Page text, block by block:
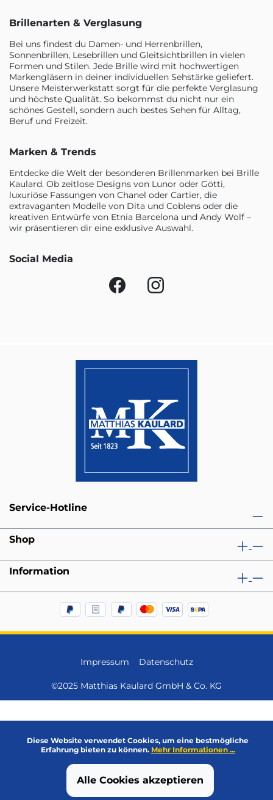
Brillenarten & Verglasung
Bei uns findest du Damen- und Herrenbrillen,
Sonnenbrillen, Lesebrillen und Gleitsichtbrillen in vielen
Formen und Stilen. Jede Brille wird mit hochwertigen
Markengläsern in deiner individuellen Sehstärke geliefert.
Unsere Meisterwerkstatt sorgt für die perfekte Verglasung
und höchste Qualität. So bekommst du nicht nur ein
schönes Gestell, sondern auch bestes Sehen für Alltag,
Beruf und Freizeit.
Marken & Trends
Entdecke die Welt der besonderen Brillenmarken bei Brille
Kaulard. Ob zeitlose Designs von Lunor oder Götti,
luxuriöse Fassungen von Chanel oder Cartier, die
extravaganten Modelle von Dita und Coblens oder die
kreativen Entwürfe von Etnia Barcelona und Andy Wolf –
wir präsentieren dir eine exklusive Auswahl.
Social Media
Service-Hotline
Shop
Information
Impressum Datenschutz
©2025 Matthias Kaulard GmbH & Co. KG
Diese Website verwendet Cookies, um eine bestmögliche
Erfahrung bieten zu können. Mehr Informationen ...
Alle Cookies akzeptieren